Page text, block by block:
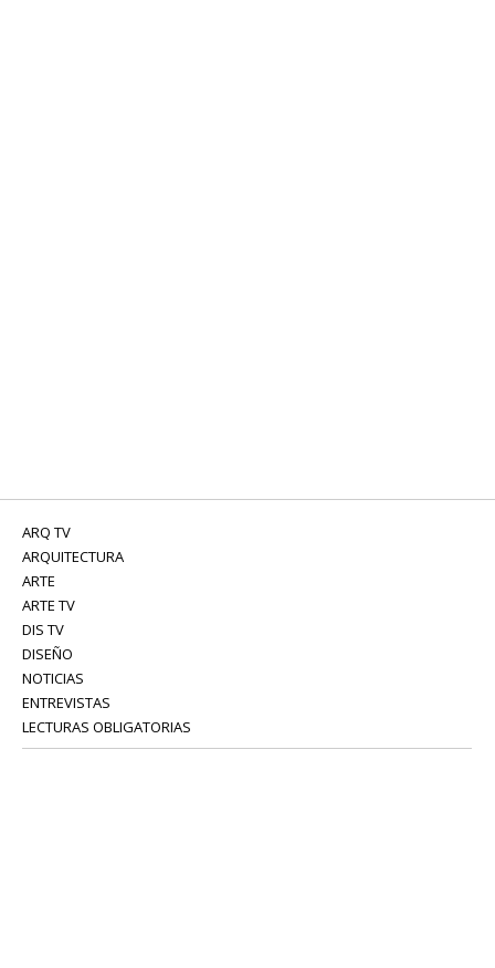
ARQ TV
ARQUITECTURA
ARTE
ARTE TV
DIS TV
DISEÑO
NOTICIAS
ENTREVISTAS
LECTURAS OBLIGATORIAS